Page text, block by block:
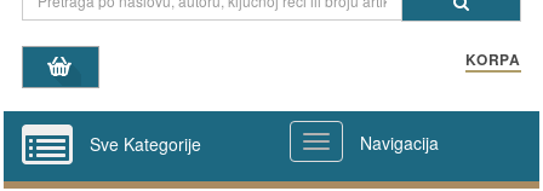
KORPA
Sve Kategorije Navigacija